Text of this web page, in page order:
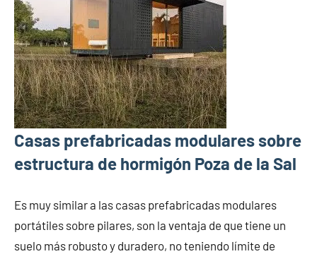
Casas prefabricadas modulares sobre
estructura de hormigón Poza de la Sal
Es muy similar a las casas prefabricadas modulares
portátiles sobre pilares, son la ventaja de que tiene un
suelo más robusto y duradero, no teniendo límite de